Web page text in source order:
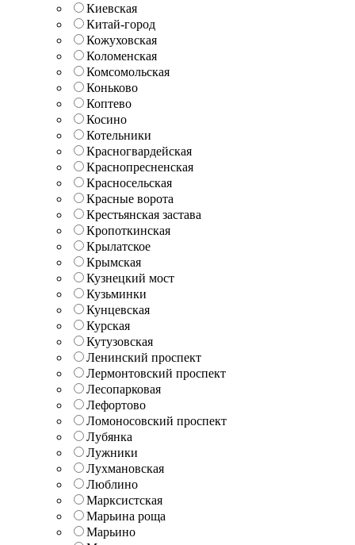
Киевская
Китай-город
Кожуховская
Коломенская
Комсомольская
Коньково
Коптево
Косино
Котельники
Красногвардейская
Краснопресненская
Красносельская
Красные ворота
Крестьянская застава
Кропоткинская
Крылатское
Крымская
Кузнецкий мост
Кузьминки
Кунцевская
Курская
Кутузовская
Ленинский проспект
Лермонтовский проспект
Лесопарковая
Лефортово
Ломоносовский проспект
Лубянка
Лужники
Лухмановская
Люблино
Марксистская
Марьина роща
Марьино